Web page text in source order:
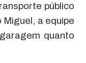
público
a equipe
quanto